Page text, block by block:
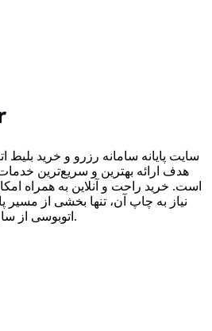
سایت پایانه سامانه رزرو و خرید
هدف ارائه بهترین و سریع‌ترین
است. خرید راحت و آنلاین به همراه
نیاز به چاپ آن، تنها بخشی از مسیر
اتوبوسی از سال ۷۳ تا به امروز بوده است.